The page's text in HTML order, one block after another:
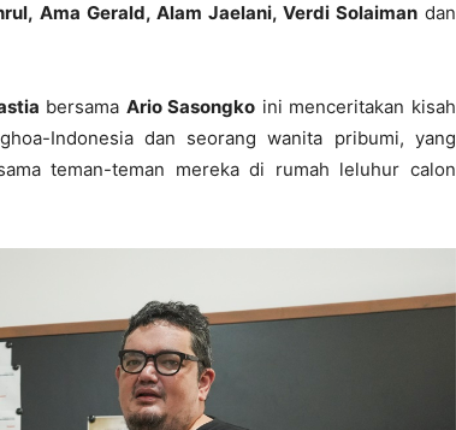
Ama Gerald, Alam Jaelani, Verdi Solaimandan
bersama Ario Sasongko ini menceritakan kisah
Indonesia dan seorang wanita pribumi, yang
teman-teman mereka di rumah leluhur calon